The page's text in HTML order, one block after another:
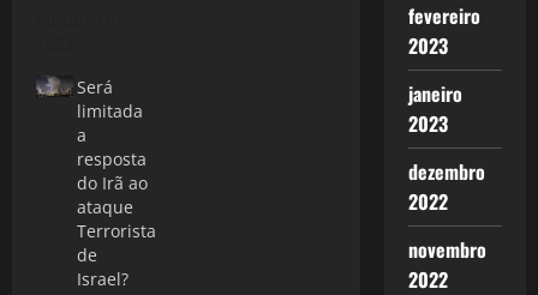
Será
limitada
a
resposta
do Irã ao
ataque
Terrorista
de
Israel?
fevereiro
2023
janeiro
2023
dezembro
2022
novembro
2022